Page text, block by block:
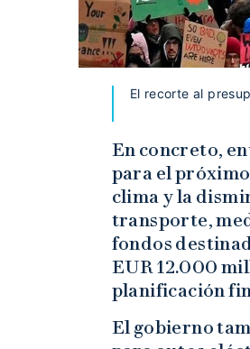
El recorte al
En concreto,
para el
clima y la
transporte,
fondos
EUR 12.000
planificación
El gobierno